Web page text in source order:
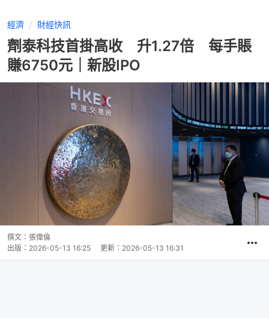
經濟 財經快訊
劑泰科技首掛高收 升1.27倍 每手賬
賺6750元｜新股IPO
撰文： 張偉倫
出版： 2026-05-13 16:25 更新： 2026-05-13 16:31